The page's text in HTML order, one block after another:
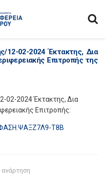
12-02-2024 Έκτακτης, Δια
Επιτροπής της
02-2024 Έκτακτης, Δια
Επιτροπής:
Τ8Β